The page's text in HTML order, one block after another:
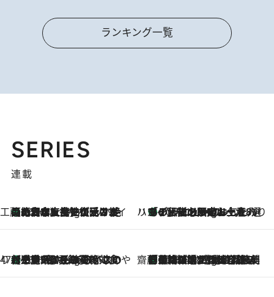
ランキング一覧
SERIES
連載
工藤まやのおもてなしハワイ
10 Hours Ago
【ハワイ土産】ローカルの絶大な支持で復活！ 絶品の幻クッキー《元ファンの日本人女性が受け継いだ名店》 ハワイ賢者 リサのお気に入りリスト10 Hours Ago
あの伝説の限定トートも！ リニューアルした「ディーン＆デルーカ ハワイ」で必須のお土産8選
47都道府県の手みやげ ひんやりスイーツで夏を満喫
10 Hours Ago
【三重県】この夏絶対食べたい 冷やしておいしいおやつ3選 お餅×アイスの新感覚スイーツ 齋藤 薫 美容脳ルネサンス
10 Hours Ago
「荷物が増えるほど旅ストレスは増す」美容ジャーナリストがたどり着いた最終結論。“化粧品を劇的に減らす”感動の凝縮美容とは